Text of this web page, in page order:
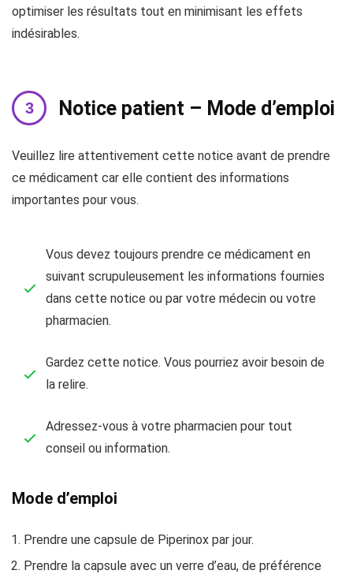
optimiser les résultats tout en minimisant les effets
indésirables.
Notice patient – Mode d’emploi
Veuillez lire attentivement cette notice avant de prendre
ce médicament car elle contient des informations
importantes pour vous.
Vous devez toujours prendre ce médicament en
suivant scrupuleusement les informations fournies
dans cette notice ou par votre médecin ou votre
pharmacien.
Gardez cette notice. Vous pourriez avoir besoin de
la relire.
Adressez-vous à votre pharmacien pour tout
conseil ou information.
Mode d’emploi
Prendre une capsule de Piperinox par jour.
Prendre la capsule avec un verre d’eau, de préférence